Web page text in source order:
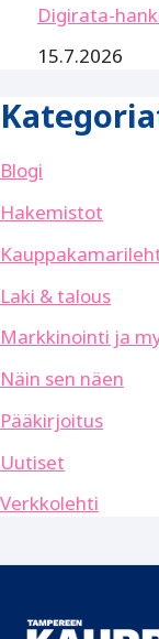
Digirata-
15.7.2026
Blogi
Hakemistot
Laki & talous
Markkinointi ja
Näin sen näen
Pääkirjoitus
Uutiset
Verkkolehti